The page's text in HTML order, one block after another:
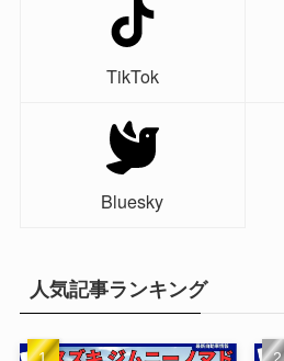
TikTok
Bluesky
人気記事ランキング